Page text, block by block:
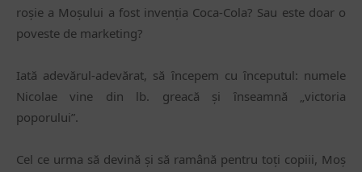
roșie a Moșului a fost invenția Coca-Cola? Sau este doar o
poveste de marketing?
Iată adevărul-adevărat, să ȋncepem cu ȋnceputul: numele
Nicolae vine din lb. greacă și ȋnseamnă „victoria
poporului”.
Cel ce urma să devină și să ramână pentru toți copiii, Moș